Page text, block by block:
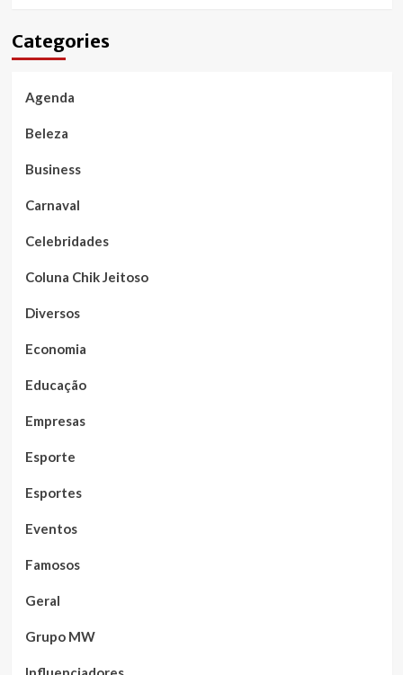
Categories
Agenda
Beleza
Business
Carnaval
Celebridades
Coluna Chik Jeitoso
Diversos
Economia
Educação
Empresas
Esporte
Esportes
Eventos
Famosos
Geral
Grupo MW